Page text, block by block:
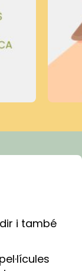
i també